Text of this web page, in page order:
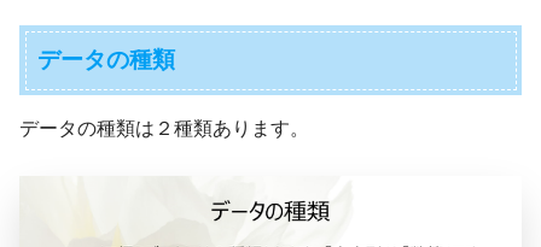
データの種類
データの種類は２種類あります。